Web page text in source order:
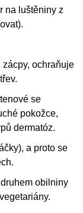
na luštěniny z
ochraňuje
se
pokožce,
dermatóz.
a proto se
obilniny